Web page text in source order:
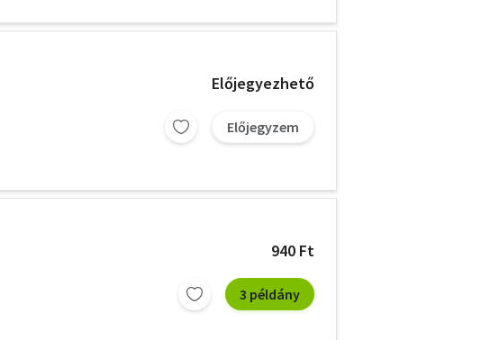
Előjegyezhető
Előjegyzem
940 Ft
3 példány